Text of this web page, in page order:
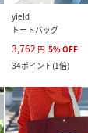
yield
トートバッグ
3,762 円 5%OFF
34ポイント(1倍)